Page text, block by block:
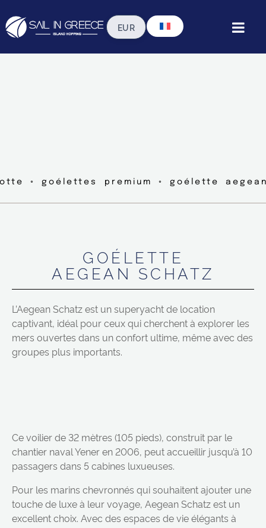
◦ goélettes premium ◦ goélette
GOÉLETTE
AEGEAN SCHATZ
L’Aegean Schatz est un superyacht de location
captivant, idéal pour ceux qui cherchent à explorer les
mers ouvertes dans un confort ultime, même avec des
groupes plus importants.
Ce voilier de 32 mètres (105 pieds), construit par le
chantier naval Yener en 2006, peut accueillir jusqu’à 10
passagers dans 5 cabines luxueuses.
Pour les marins chevronnés qui souhaitent ajouter une
touche de luxe à leur voyage, Aegean Schatz est un
excellent choix. Avec des espaces de vie élégants à